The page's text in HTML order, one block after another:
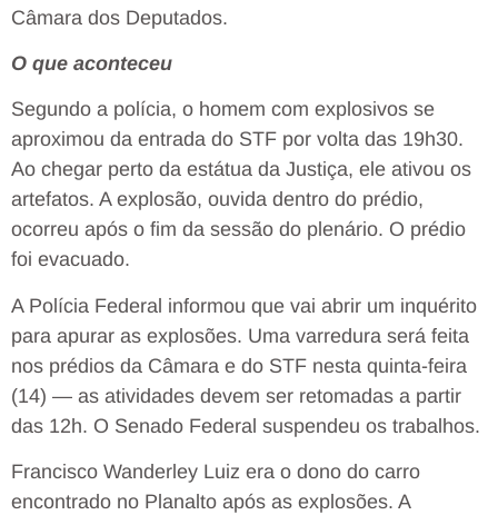
Câmara dos Deputados.
O que aconteceu
Segundo a polícia, o homem com explosivos se
aproximou da entrada do STF por volta das 19h30.
Ao chegar perto da estátua da Justiça, ele ativou os
artefatos. A explosão, ouvida dentro do prédio,
ocorreu após o fim da sessão do plenário. O prédio
foi evacuado.
A Polícia Federal informou que vai abrir um inquérito
para apurar as explosões. Uma varredura será feita
nos prédios da Câmara e do STF nesta quinta-feira
(14) — as atividades devem ser retomadas a partir
das 12h. O Senado Federal suspendeu os trabalhos.
Francisco Wanderley Luiz era o dono do carro
encontrado no Planalto após as explosões. A